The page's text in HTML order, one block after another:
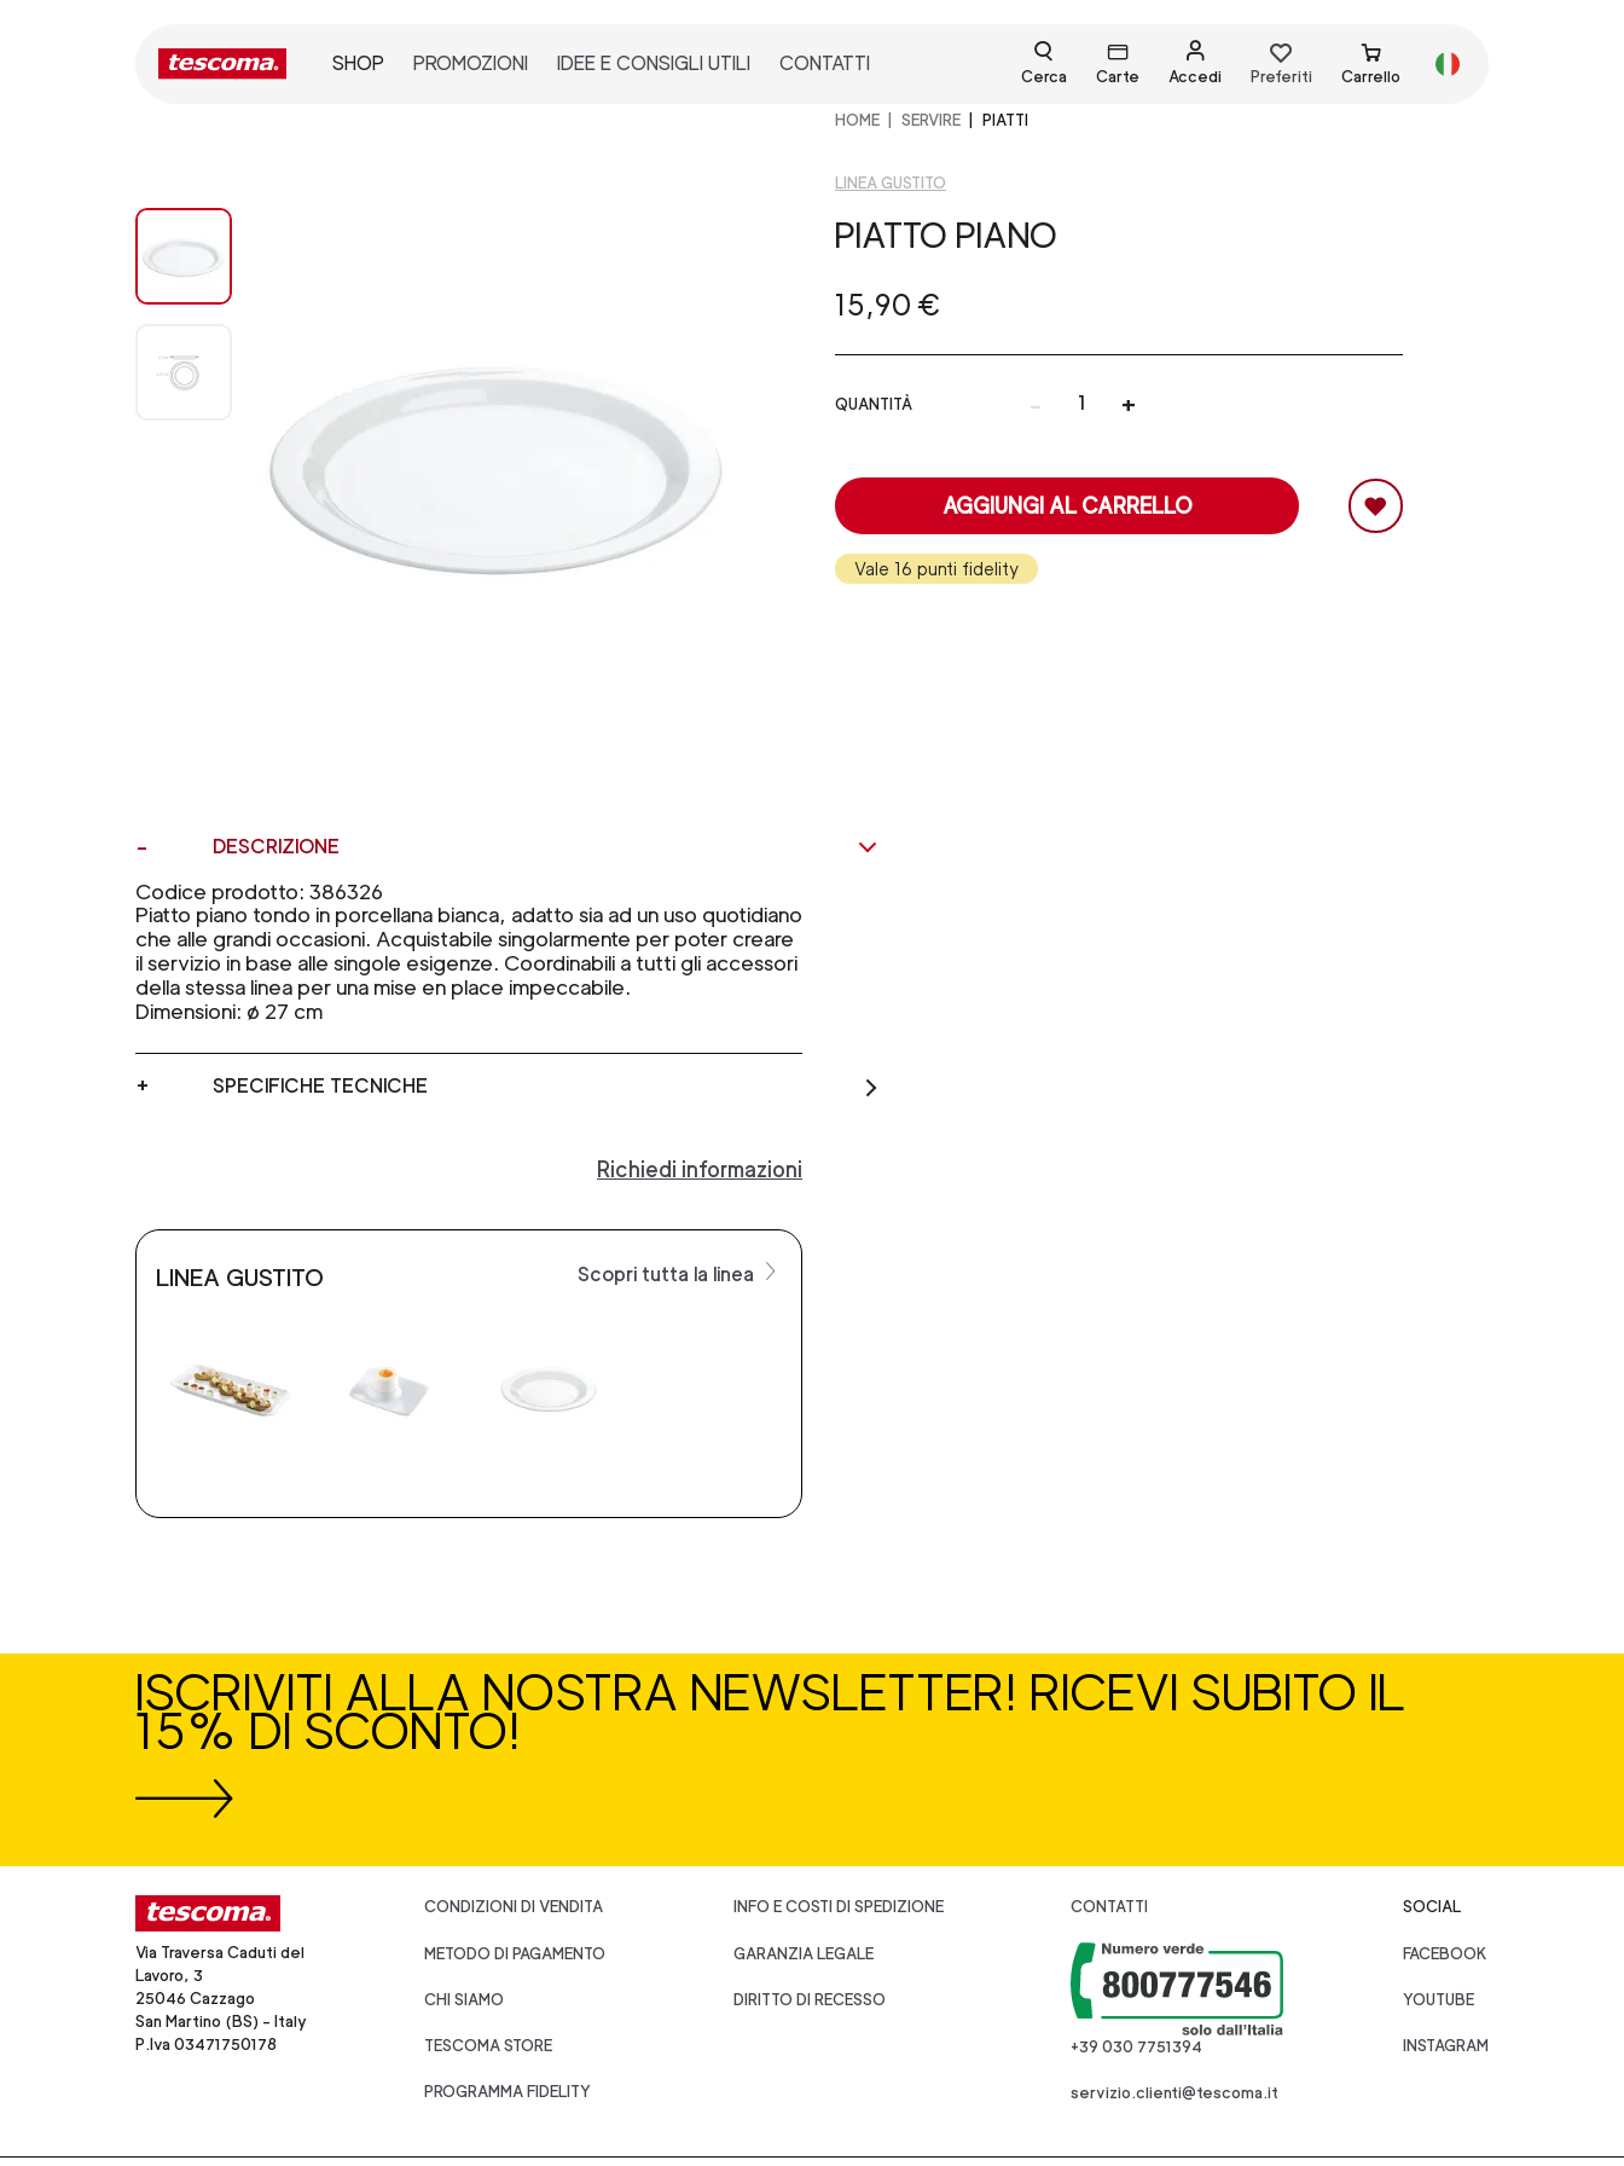
SHOP PROMOZIONI IDEE E CONSIGLI UTILI CONTATTI
Cerca Carte Accedi Preferiti Carrello
DESCRIZIONE
Codice prodotto: 386326
Piatto piano tondo in porcellana bianca, adatto sia ad un uso quotidiano
che alle grandi occasioni. Acquistabile singolarmente per poter creare
il servizio in base alle singole esigenze. Coordinabili a tutti gli accessori
della stessa linea per una mise en place impeccabile.
Dimensioni: ø 27 cm
SPECIFICHE TECNICHE
Richiedi informazioni
LINEA GUSTITO Scopri tutta la linea
HOME SERVIRE PIATTI
LINEA GUSTITO
PIATTO PIANO
15,90 €
QUANTITÀ - +
AGGIUNGI AL CARRELLO
Vale 16 punti fidelity
ISCRIVITI ALLA NOSTRA NEWSLETTER! RICEVI SUBITO IL
15% DI SCONTO!
Via Traversa Caduti del
Lavoro, 3
25046 Cazzago
San Martino (BS) - Italy
P.Iva 03471750178
CONDIZIONI DI VENDITA
METODO DI PAGAMENTO
CHI SIAMO
TESCOMA STORE
PROGRAMMA FIDELITY
INFO E COSTI DI SPEDIZIONE
GARANZIA LEGALE
DIRITTO DI RECESSO
CONTATTI
+39 030 7751394
servizio.clienti@tescoma.it
SOCIAL
FACEBOOK
YOUTUBE
INSTAGRAM